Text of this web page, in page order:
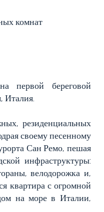
комнат
первой береговой
Италия.
резиденциальных
своему песенному
Сан Ремо, пешая
инфраструктуры:
велодорожка и,
квартира с огромной
на море в Италии,